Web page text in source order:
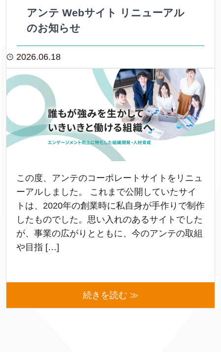
アンテ Webサイト リニューアル
のお知らせ
2026.06.18
この度、アンテのコーポレートサイトをリニュ
ーアルしました。 これまで公開していたサイ
トは、2020年の創業時に私自身が手作りで制作
したものでした。思い入れのあるサイトでした
が、事業の広がりとともに、今のアンテの取組
や目指 […]
続きを読む ≫